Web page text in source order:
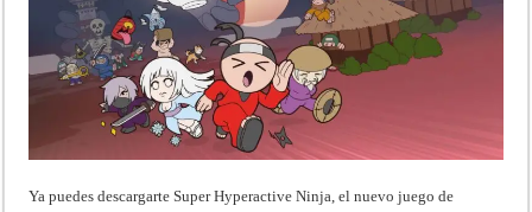
Ya puedes descargarte Super Hyperactive Ninja, el nuevo juego de